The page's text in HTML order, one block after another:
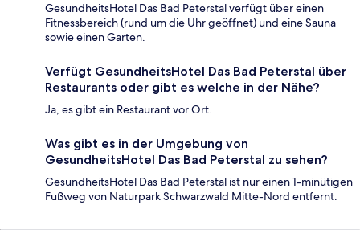
GesundheitsHotel Das Bad Peterstal verfügt über einen
Fitnessbereich (rund um die Uhr geöffnet) und eine Sauna
sowie einen Garten.
Verfügt GesundheitsHotel Das Bad Peterstal über
Restaurants oder gibt es welche in der Nähe?
Ja, es gibt ein Restaurant vor Ort.
Was gibt es in der Umgebung von
GesundheitsHotel Das Bad Peterstal zu sehen?
GesundheitsHotel Das Bad Peterstal ist nur einen 1-minütigen
Fußweg von Naturpark Schwarzwald Mitte-Nord entfernt.